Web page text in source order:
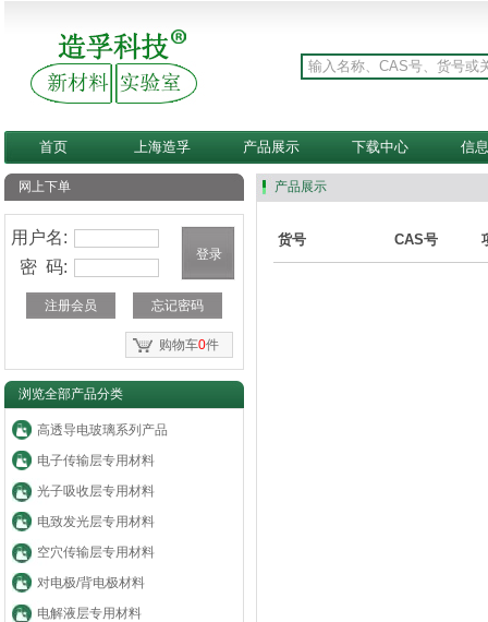
首页 上海造孚 产品展示 下载中心 信
网上下单
用户名:
密 码:
注册会员 忘记密码
购物车0件
浏览全部产品分类
高透导电玻璃系列产品
电子传输层专用材料
光子吸收层专用材料
电致发光层专用材料
空穴传输层专用材料
对电极/背电极材料
电解液层专用材料
产品展示
货号 CAS号